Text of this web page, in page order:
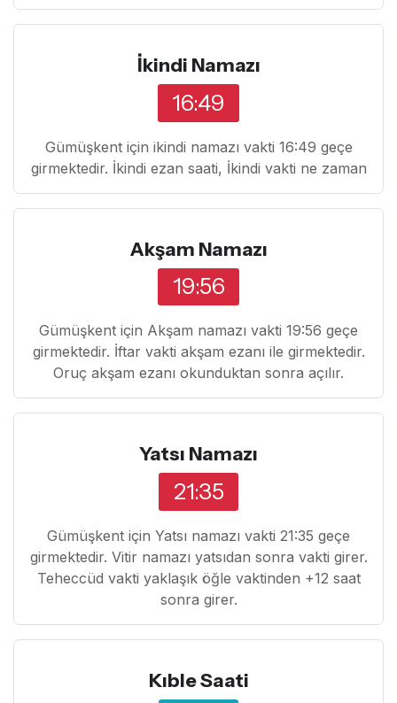
İkindi Namazı
16:49
Gümüşkent için ikindi namazı vakti 16:49 geçe
girmektedir. İkindi ezan saati, İkindi vakti ne zaman
Akşam Namazı
19:56
Gümüşkent için Akşam namazı vakti 19:56 geçe
girmektedir. İftar vakti akşam ezanı ile girmektedir.
Oruç akşam ezanı okunduktan sonra açılır.
Yatsı Namazı
21:35
Gümüşkent için Yatsı namazı vakti 21:35 geçe
girmektedir. Vitir namazı yatsıdan sonra vakti girer.
Teheccüd vakti yaklaşık öğle vaktinden +12 saat
sonra girer.
Kıble Saati